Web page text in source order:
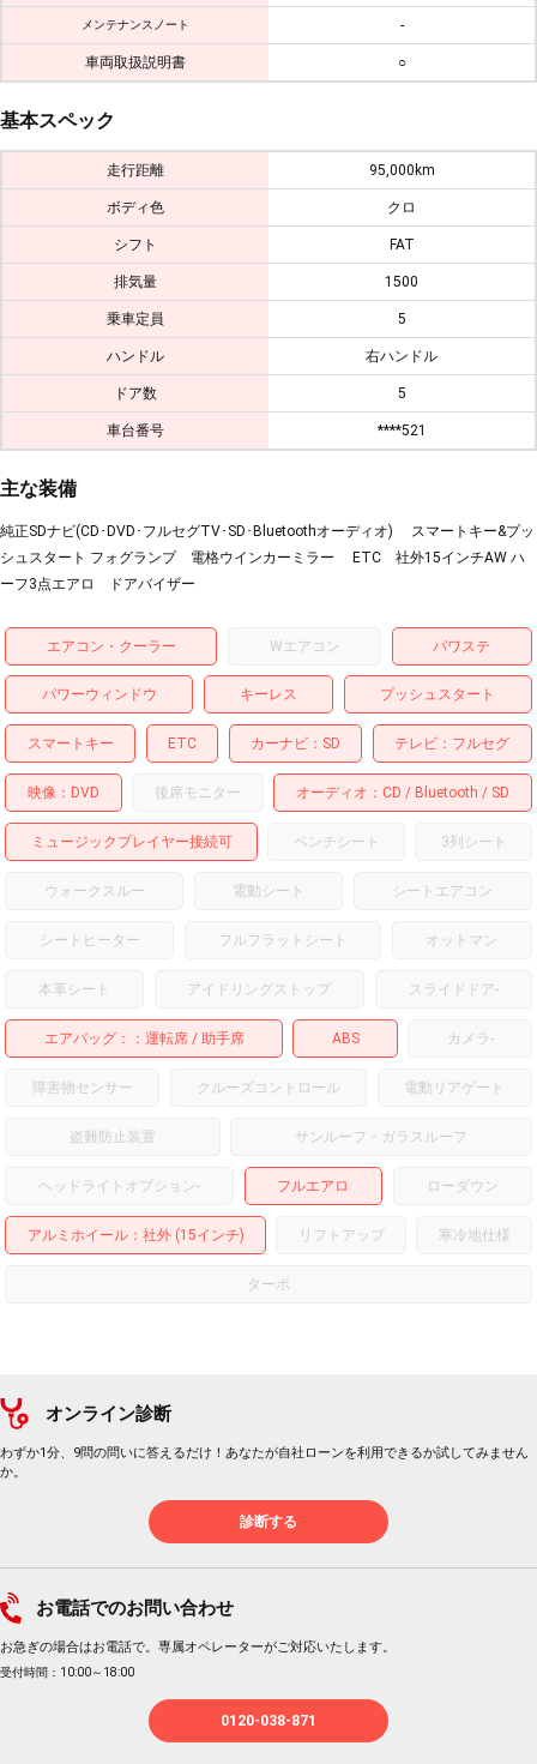
メンテナンスノート -
車両取扱説明書 ○
基本スペック
走行距離 95,000km
ボディ色 クロ
シフト FAT
排気量 1500
乗車定員 5
ハンドル 右ハンドル
ドア数 5
車台番号 ****521
主な装備
純正SDナビ(CD･DVD･フルセグTV･SD･Bluetoothオーディオ) スマートキー&プッ
シュスタート フォグランプ 電格ウインカーミラー ETC 社外15インチAW ハ
ーフ3点エアロ ドアバイザー
エアコン・クーラー Wエアコン パワステ
パワーウィンドウ キーレス プッシュスタート
スマートキー ETC カーナビ SD テレビ フルセグ
映像 DVD 後席モニター オーディオ CD Bluetooth SD
ミュージックプレイヤー接続可 ベンチシート 3列シート
ウォークスルー 電動シート シートエアコン
シートヒーター フルフラットシート オットマン
本革シート アイドリングストップ スライドドア-
エアバッグ： 運転席 助手席 ABS カメラ-
障害物センサー クルーズコントロール 電動リアゲート
盗難防止装置 サンルーフ・ガラスルーフ
ヘッドライトオプション- フルエアロ ローダウン
アルミホイール：社外 (15インチ) リフトアップ 寒冷地仕様
ターボ
オンライン診断
わずか1分、9問の問いに答えるだけ！あなたが自社ローンを利用できるか試してみません
か。
診断する
お電話でのお問い合わせ
お急ぎの場合はお電話で。専属オペレーターがご対応いたします。
受付時間：10:00～18:00
0120-038-871